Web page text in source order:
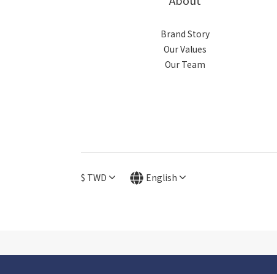
Brand Story
Our Values
Our Team
$ TWD English